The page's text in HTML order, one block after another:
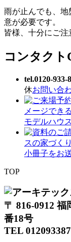
雨が止んでも、
意が必要です。
皆様、十分にご注
コンタクト
tel.0120-933-
休お問い合
メージできる
モデルハウ
スの家づく
小冊子をお
TOP
〒 816-0912
番18号
TEL